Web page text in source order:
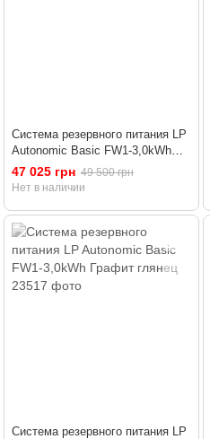
Система резервного питания LP
Autonomic Basic FW1-3,0kWh
Черный глянец
47 025 грн 49 500 грн
Нет в наличии
Система резервного питания LP